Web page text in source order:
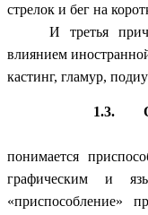
стрелок и бег на
И третья
влиянием
кастинг, гламур,
1.3.
Под
понимается
графическим и
«приспособление»